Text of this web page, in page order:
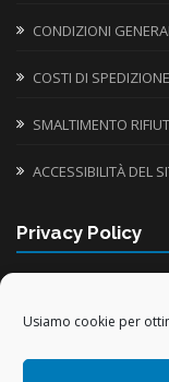
Usiamo cookie per
CONDIZIONI
COSTI DI SPEDIZIONE
SMALTIMENTO
ACCESSIBILITÀ DEL
Privacy Policy